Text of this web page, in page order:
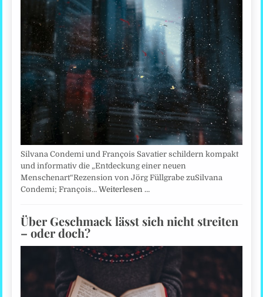
Silvana Condemi und François Savatier schildern kompakt
und informativ die „Entdeckung einer neuen
Menschenart“Rezension von Jörg Füllgrabe zuSilvana
Condemi; François…Weiterlesen …
Über Geschmack lässt sich nicht streiten
– oder doch?